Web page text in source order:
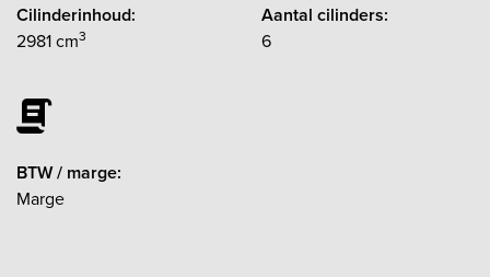
Cilinderinhoud:
2981 cm3
Aantal cilinders:
6
BTW / marge:
Marge